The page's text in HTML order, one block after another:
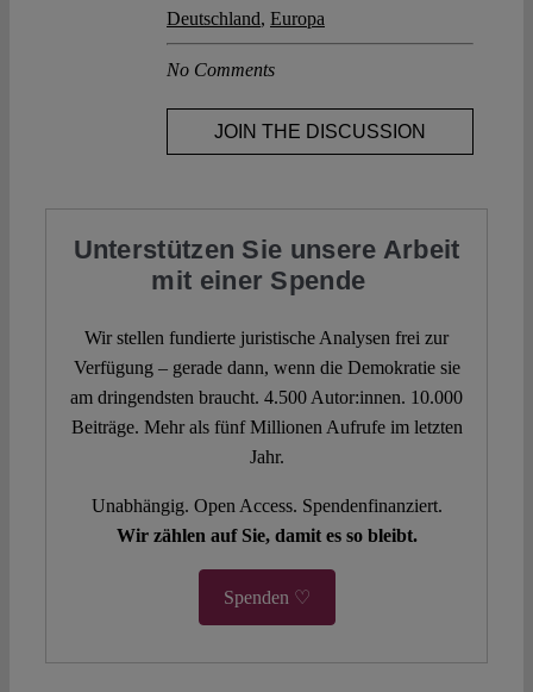
Deutschland, Europa
No Comments
JOIN THE DISCUSSION
Unterstützen Sie unsere Arbeit
mit einer Spende
Wir stellen fundierte juristische Analysen frei zur
Verfügung – gerade dann, wenn die Demokratie sie
am dringendsten braucht. 4.500 Autor:innen. 10.000
Beiträge. Mehr als fünf Millionen Aufrufe im letzten
Jahr.
Unabhängig. Open Access. Spendenfinanziert.
Wir zählen auf Sie, damit es so bleibt.
Spenden ♡